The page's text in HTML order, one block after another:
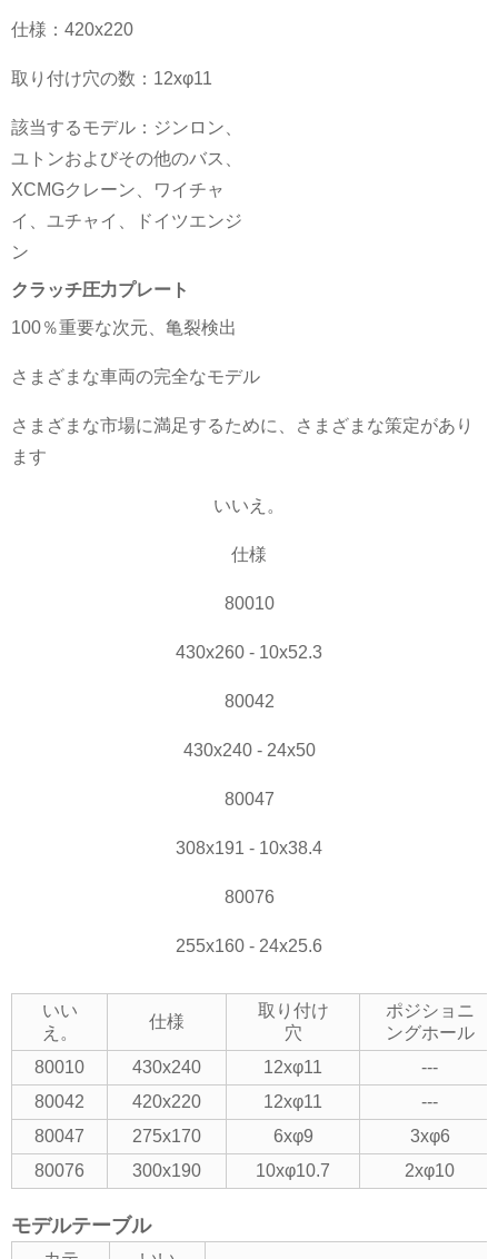
仕様：420x220
取り付け穴の数：12xφ11
該当するモデル：ジンロン、
ユトンおよびその他のバス、
XCMGクレーン、ワイチャ
イ、ユチャイ、ドイツエンジ
ン
クラッチ圧力プレート
100％重要な次元、亀裂検出
さまざまな車両の完全なモデル
さまざまな市場に満足するために、さまざまな策定があり
ます
いいえ。
仕様
80010
430x260 - 10x52.3
80042
430x240 - 24x50
80047
308x191 - 10x38.4
80076
255x160 - 24x25.6
いい
え。
仕様
取り付け
穴
ポジショニ
ングホール
80010
430x240 12xφ11
---
80042
420x220 12xφ11
---
80047
275x170 6xφ9
3xφ6
80076
300x190 10xφ10.7 2xφ10
モデルテーブル